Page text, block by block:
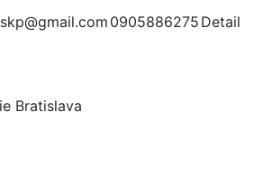
0905886275 Detail
Bratislava